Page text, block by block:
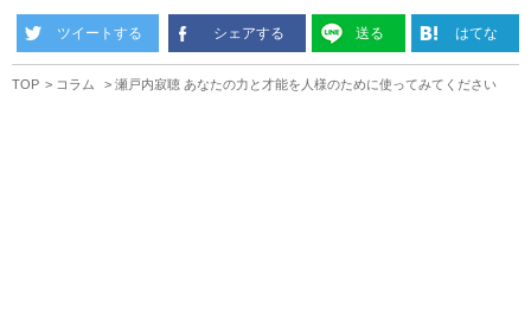
ツイートする シェアする 送る はてな
TOP コラム 瀬戸内寂聴 あなたの力と才能を人様のために使ってみてください